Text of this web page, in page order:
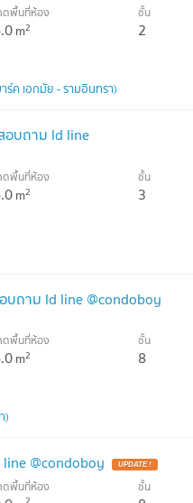
ดพื้นที่ห้อง
m2
ชั้น
2
ค เอกมัย - รามอินทรา)
อบถาม ld line
ดพื้นที่ห้อง
m2
ชั้น
3
บถาม ld line @condoboy
ดพื้นที่ห้อง
m2
ชั้น
8
)
@condoboy UPDATE !
ดพื้นที่ห้อง ชั้น